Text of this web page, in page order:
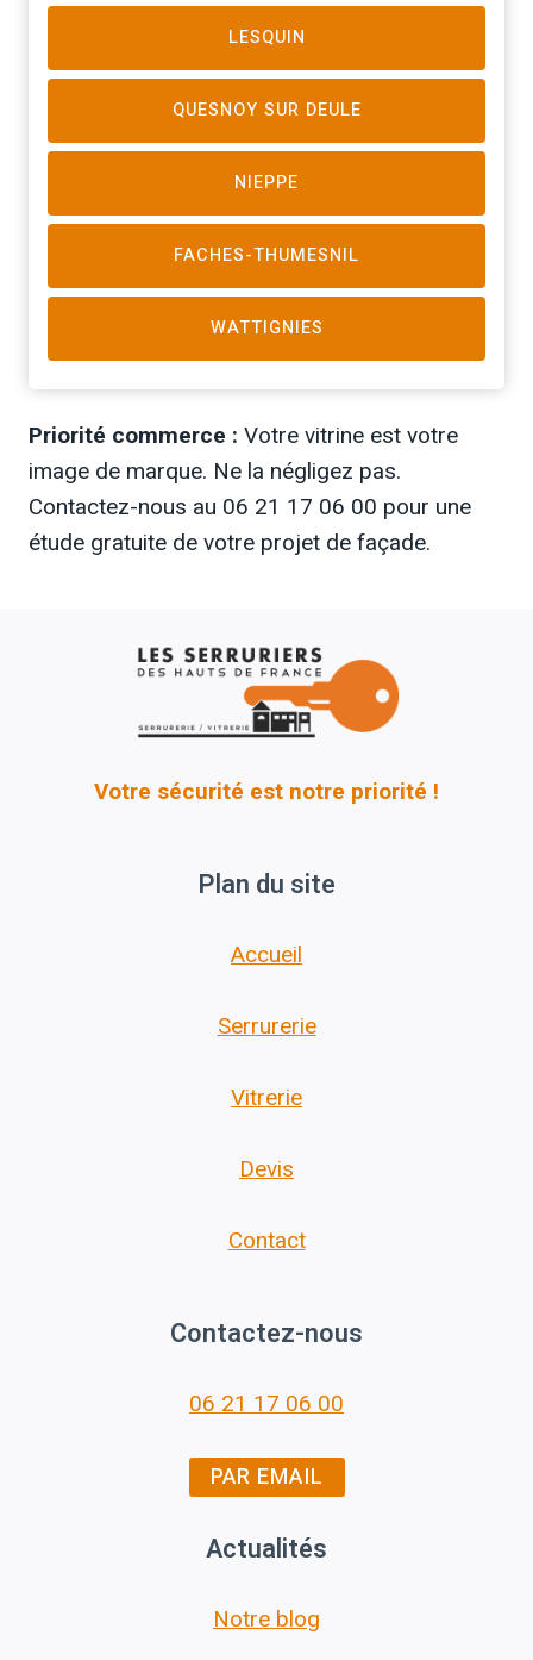
LESQUIN
QUESNOY SUR DEULE
NIEPPE
FACHES-THUMESNIL
WATTIGNIES
Priorité commerce : Votre vitrine est votre
image de marque. Ne la négligez pas.
Contactez-nous au 06 21 17 06 00 pour une
étude gratuite de votre projet de façade.
Votre sécurité est notre priorité !
Plan du site
Accueil
Serrurerie
Vitrerie
Devis
Contact
Contactez-nous
06 21 17 06 00
PAR EMAIL
Actualités
Notre blog